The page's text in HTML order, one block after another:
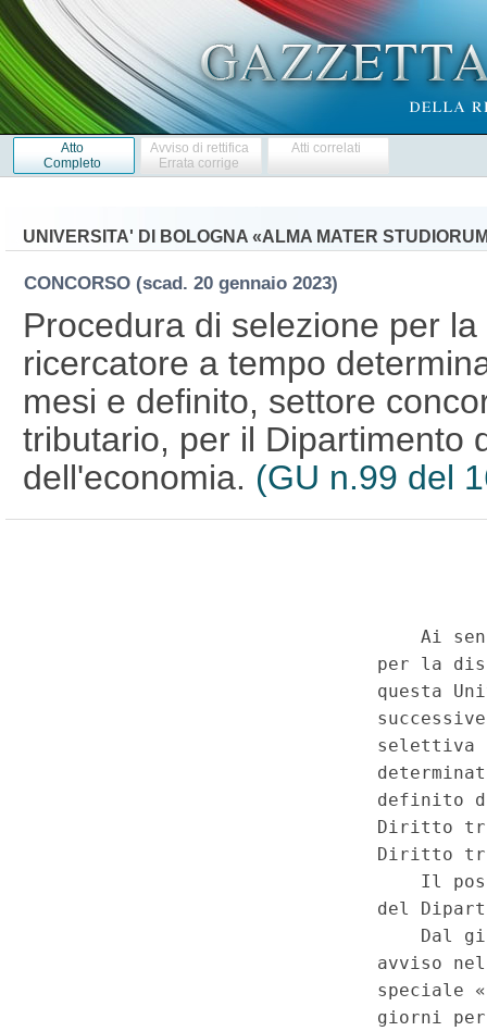
Atto
Completo
Avviso di rettifica
Errata corrige
Atti correlati
UNIVERSITA' DI BOLOGNA «ALMA MATER
CONCORSO (scad. 20 gennaio 2023)
Procedura di selezione per
ricercatore a tempo
mesi e definito, settore
tributario, per il Dipartimento
dell'economia. (GU n.99 del